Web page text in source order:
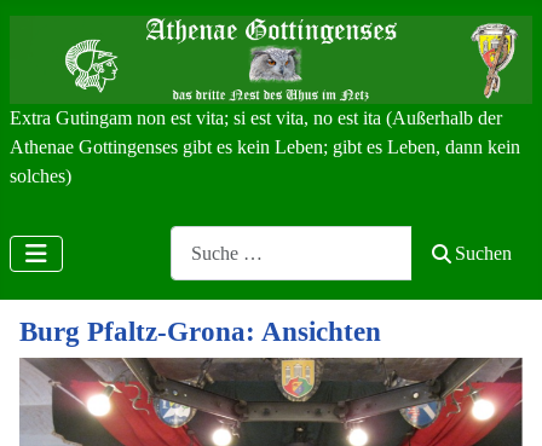
Extra Gutingam non est vita; si est vita, no est ita (Außerhalb der
Athenae Gottingenses gibt es kein Leben; gibt es Leben, dann kein
solches)
Suchen
Burg Pfaltz-Grona: Ansichten